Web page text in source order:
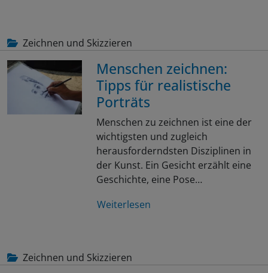
Zeichnen und Skizzieren
Menschen zeichnen:
Tipps für realistische
Porträts
Menschen zu zeichnen ist eine der
wichtigsten und zugleich
herausforderndsten Disziplinen in
der Kunst. Ein Gesicht erzählt eine
Geschichte, eine Pose…
Weiterlesen
Zeichnen und Skizzieren